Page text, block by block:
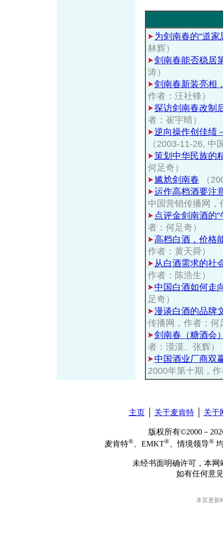
为剑南春的“道家
林辉）
剑南春能否稳居
涛）
剑南春新装亮相
作者：汪社锋）
探访剑南春改制
者：崔宇晴）
逆向操作创佳绩
（2003-11-26, 中
策划中华民族的
何足奇）
尴尬剑南春
（
运作高档酒要注
中国营销传播网，
点评金剑南酒的
者：何足奇）
高档白酒，价格
作者：黄天舜）
从白酒需求的社
作者：陈浩生）
中国白酒如何走
足奇）
漫谈白酒的品牌
传播网，作者：何
剑南春（糖酒会
者：漠漠、张辉）
中国酒业厂商双
2000年第十期，
主页│ 关于麦肯特│ 关于
版权所有©2000－
麦肯特® 、EMKT® 、情境领导®
未经书面明确许可，本
如有任何意
本页更新